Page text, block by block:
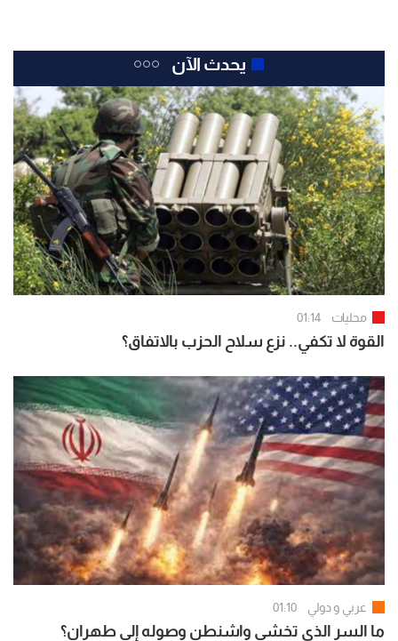
يحدث الآن
محليات 01:14
القوة لا تكفي.. نزع سلاح الحزب بالاتفاق؟
عربي و دولي 01:10
ما السر الذي تخشى واشنطن وصوله إلى طهران؟